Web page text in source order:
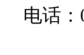
电话：